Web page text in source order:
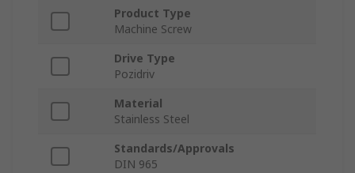
Product Type
Machine Screw
Drive Type
Pozidriv
Material
Stainless Steel
Standards/Approvals
DIN 965